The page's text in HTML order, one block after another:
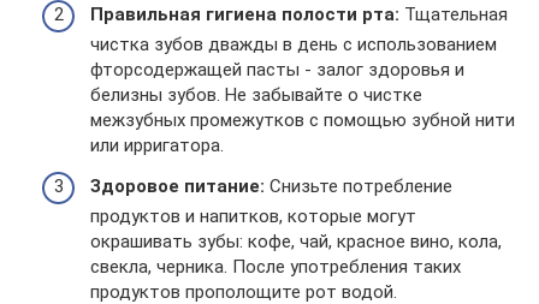
Правильная гигиена полости рта: Тщательная
чистка зубов дважды в день с использованием
фторсодержащей пасты - залог здоровья и
белизны зубов. Не забывайте о чистке
межзубных промежутков с помощью зубной нити
или ирригатора.
Здоровое питание: Снизьте потребление
продуктов и напитков, которые могут
окрашивать зубы: кофе, чай, красное вино, кола,
свекла, черника. После употребления таких
продуктов прополощите рот водой.